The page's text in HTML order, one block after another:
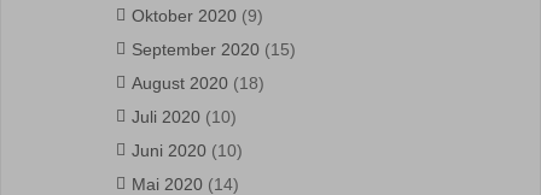
Oktober 2020 (9)
September 2020 (15)
August 2020 (18)
Juli 2020 (10)
Juni 2020 (10)
Mai 2020 (14)